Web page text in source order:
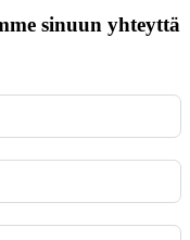
sinuun yhteyttä